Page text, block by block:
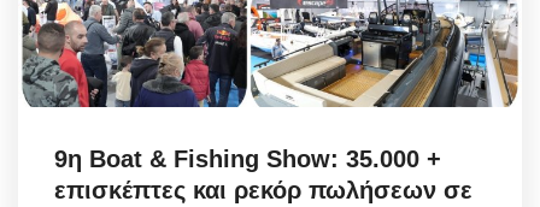
9η Boat & Fishing Show: 35.000 +
επισκέπτες και ρεκόρ πωλήσεων σε